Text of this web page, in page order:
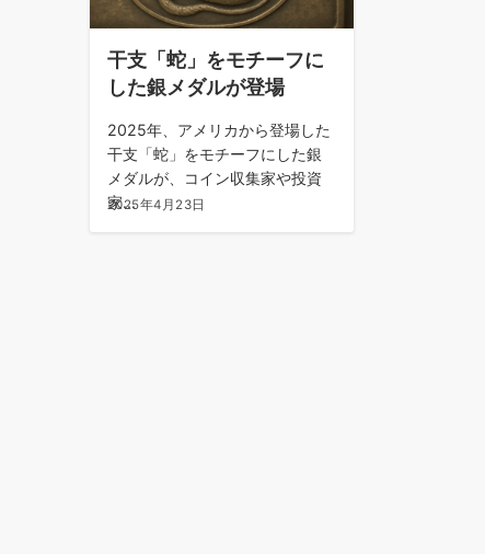
干支「蛇」をモチーフに
した銀メダルが登場
2025年、アメリカから登場した
干支「蛇」をモチーフにした銀
メダルが、コイン収集家や投資
家...
2025年4月23日